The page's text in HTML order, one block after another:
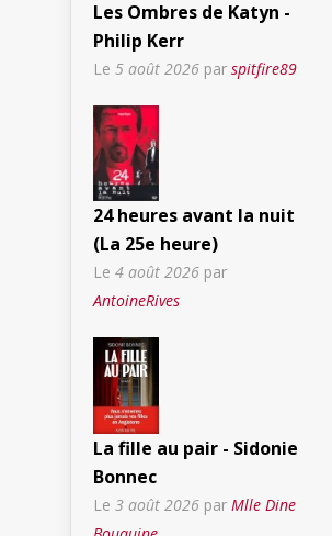
Les Ombres de Katyn -
Philip Kerr
Le 5 août 2026 par spitfire89
24 heures avant la nuit
(La 25e heure)
Le 4 août 2026 par
AntoineRives
La fille au pair - Sidonie
Bonnec
Le 3 août 2026 par Mlle Dine